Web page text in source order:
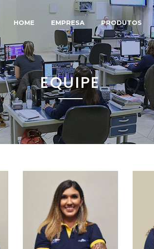
HOME EMPRESA PRODUTOS
EQUIPE
Iasmin